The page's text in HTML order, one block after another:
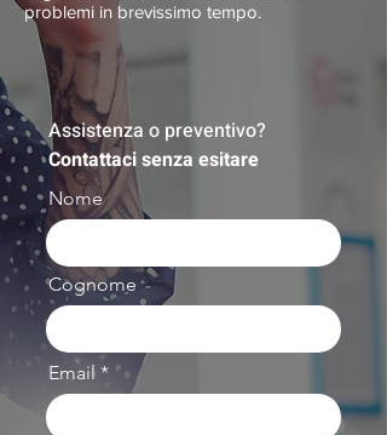
problemi in brevissimo tempo.
Assistenza o preventivo?
Contattaci senza esitare
Nome
Cognome
Email